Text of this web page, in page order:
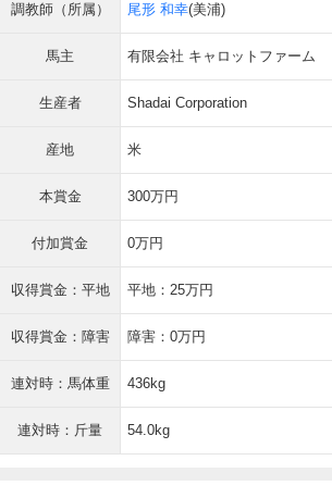
調教師（所属） 尾形 和幸(美浦)
馬主 有限会社 キャロットファーム
生産者 Shadai Corporation
産地 米
本賞金 300万円
付加賞金 0万円
収得賞金：平地 平地：25万円
収得賞金：障害 障害：0万円
連対時：馬体重 436kg
連対時：斤量 54.0kg